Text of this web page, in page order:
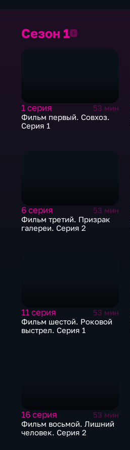
Сезон 1Сезон 1
1 серия
53 мин
Фильм первый. Совхоз.
Серия 1
6 серия
53 мин
Фильм третий. Призрак
галереи. Серия 2
11 серия
53 мин
Фильм шестой. Роковой
выстрел. Серия 1
16 серия
53 мин
Фильм восьмой. Лишний
человек. Серия 2